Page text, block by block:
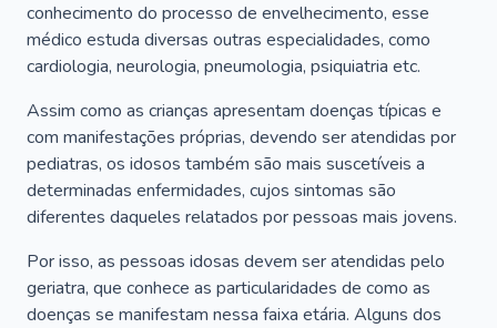
conhecimento do processo de envelhecimento, esse
médico estuda diversas outras especialidades, como
cardiologia, neurologia, pneumologia, psiquiatria etc.
Assim como as crianças apresentam doenças típicas e
com manifestações próprias, devendo ser atendidas por
pediatras, os idosos também são mais suscetíveis a
determinadas enfermidades, cujos sintomas são
diferentes daqueles relatados por pessoas mais jovens.
Por isso, as pessoas idosas devem ser atendidas pelo
geriatra, que conhece as particularidades de como as
doenças se manifestam nessa faixa etária. Alguns dos